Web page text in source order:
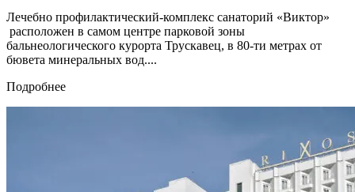
Лечебно профилактический-комплекс санаторий «Виктор»
расположен в самом центре парковой зоны
бальнеологического курорта Трускавец, в 80-ти метрах от
бювета минеральных вод....
Подробнее